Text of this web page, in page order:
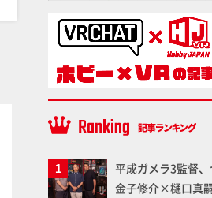
プラ材
平成ガメラ3監督
金子修介×樋口真